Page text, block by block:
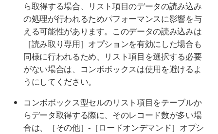
ら取得する場合、リスト項目のデータの読み込み
の処理が行われるためパフォーマンスに影響を与
える可能性があります。このデータの読み込みは
［読み取り専用］オプションを有効にした場合も
同様に行われるため、リスト項目を選択する必要
がない場合は、コンボボックスは使用を避けるよ
うにしてください。
コンボボックス型セルのリスト項目をテーブルか
らデータ取得する際に、そのレコード数が多い場
合は、［その他］-［ロードオンデマンド］オプシ